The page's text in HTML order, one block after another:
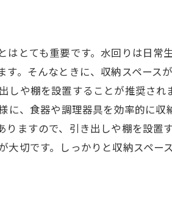
とても重要です。水回りは日
。そんなときに、収納スペース
や棚を設置することが推奨され
に、食器や調理器具を効率的に
ますので、引き出しや棚を設
切です。しっかりと収納スペ